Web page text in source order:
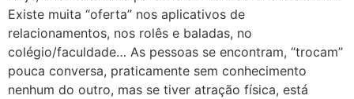
Existe muita “oferta” nos aplicativos de
relacionamentos, nos rolês e baladas, no
colégio/faculdade… As pessoas se encontram, “trocam”
pouca conversa, praticamente sem conhecimento
nenhum do outro, mas se tiver atração física, está